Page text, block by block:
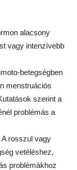
alacsony
vagy intenzívebb
betegségben
menstruációs
szerint a
problémás a
rosszul vagy
vetéléshez,
problémákhoz